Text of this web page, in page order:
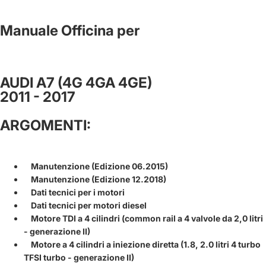
Manuale Officina per
AUDI A7 (4G 4GA 4GE)
2011 - 2017
ARGOMENTI:
Manutenzione (Edizione 06.2015)
Manutenzione (Edizione 12.2018)
Dati tecnici per i motori
Dati tecnici per motori diesel
Motore TDI a 4 cilindri (common rail a 4 valvole da 2,0 litri
- generazione II)
Motore a 4 cilindri a iniezione diretta (1.8, 2.0 litri 4 turbo
TFSI turbo - generazione II)